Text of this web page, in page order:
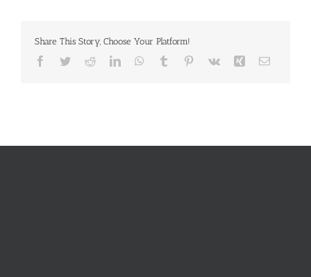
Share This Story, Choose Your Platform!
Facebook
TwitterRedditLinkedInWhatsApp
Tumblr Pinterest
Vk Xing E-